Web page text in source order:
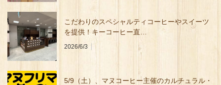
こだわりのスペシャルティコーヒーやスイーツ
を提供！キーコーヒー直…
2026/6/3
5/9（⼟）、マヌコーヒー主催のカルチュラル・